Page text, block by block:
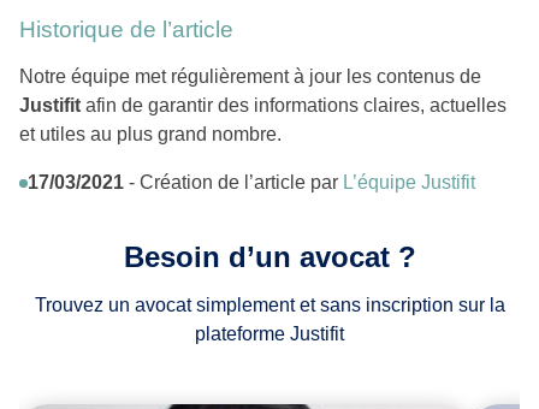
Historique de l’article
Notre équipe met régulièrement à jour les contenus de
Justifit afin de garantir des informations claires, actuelles
et utiles au plus grand nombre.
17/03/2021 - Création de l’article par L’équipe Justifit
Besoin d’un avocat ?
Trouvez un avocat simplement et sans inscription sur la
plateforme Justifit